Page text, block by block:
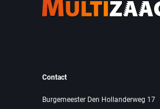
Contact
Burgemeester Den Hollanderweg 17